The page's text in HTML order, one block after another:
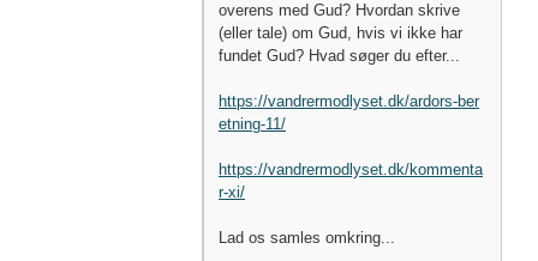
overens med Gud? Hvordan skrive
(eller tale) om Gud, hvis vi ikke har
fundet Gud? Hvad søger du efter...
https://vandrermodlyset.dk/ardors-ber
etning-11/
https://vandrermodlyset.dk/kommenta
r-xi/
Lad os samles omkring...